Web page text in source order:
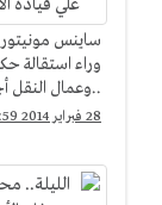
ساينس
وراء استقالة
..وعمال النقل
الجيش علي
28 فبراير 2014 5:59 م